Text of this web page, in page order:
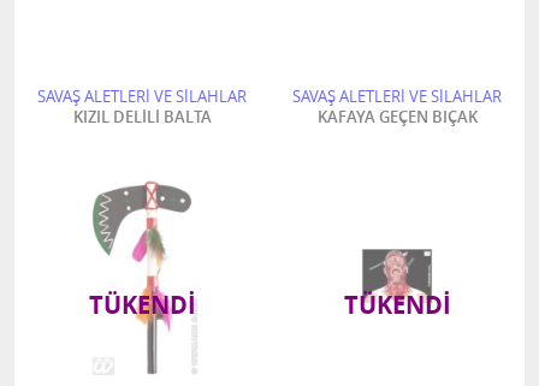
SAVAŞ ALETLERİ VE SİLAHLAR
KIZIL DELİLİ BALTA
TÜKENDI
SAVAŞ ALETLERİ VE SİLAHLAR
KAFAYA GEÇEN BIÇAK
TÜKENDI